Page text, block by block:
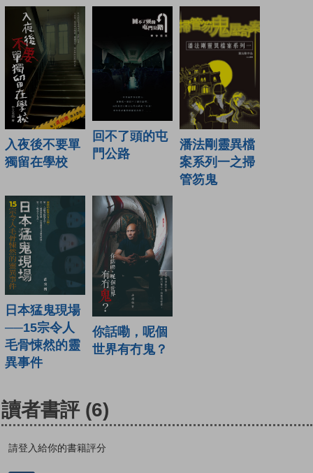
入夜後不要單
獨留在學校
回不了頭的屯
門公路
潘法剛靈異檔
案系列一之掃
管笏鬼
日本猛鬼現場
──15宗令人
毛骨悚然的靈
異事件
你話嘞，呢個
世界有冇鬼？
讀者書評 (6)
請登入給你的書籍評分